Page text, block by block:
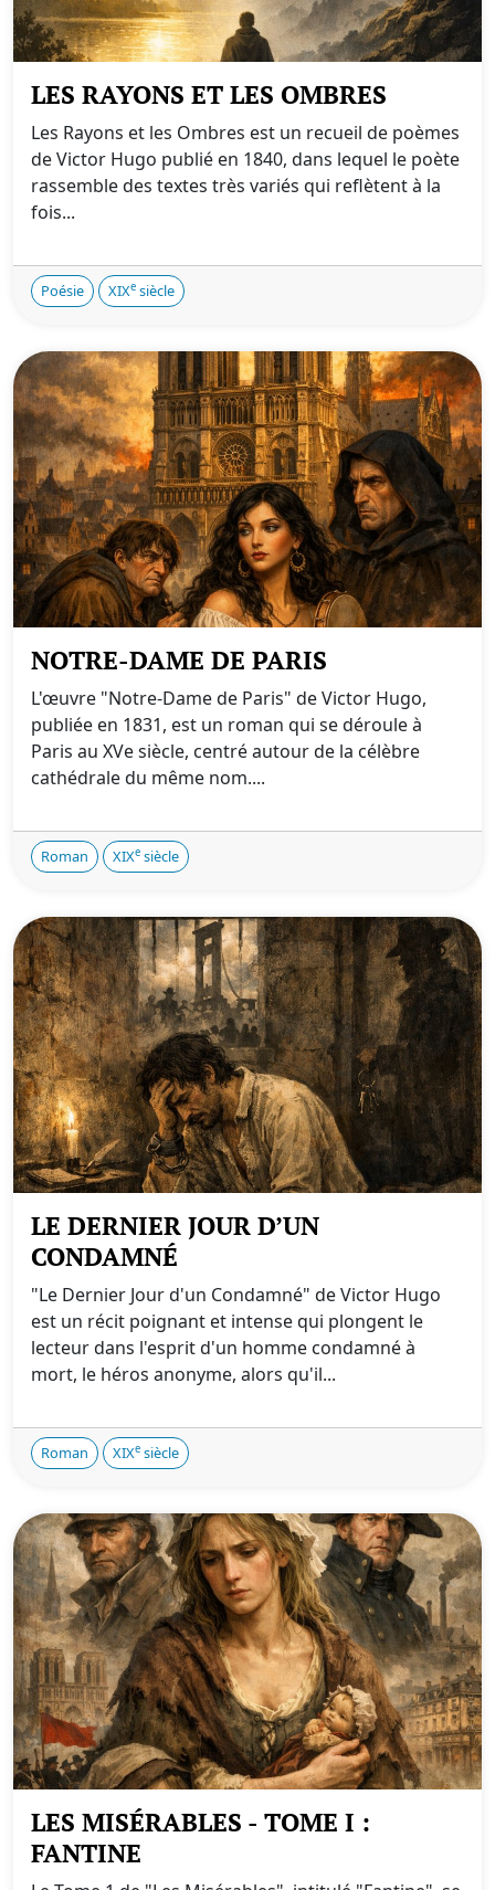
LES RAYONS ET LES OMBRES
Les Rayons et les Ombres est un recueil de poèmes
de Victor Hugo publié en 1840, dans lequel le poète
rassemble des textes très variés qui reflètent à la
fois...
Poésie XIXe siècle
NOTRE-DAME DE PARIS
L'œuvre "Notre-Dame de Paris" de Victor Hugo,
publiée en 1831, est un roman qui se déroule à
Paris au XVe siècle, centré autour de la célèbre
cathédrale du même nom....
Roman XIXe siècle
LE DERNIER JOUR D’UN
CONDAMNÉ
"Le Dernier Jour d'un Condamné" de Victor Hugo
est un récit poignant et intense qui plongent le
lecteur dans l'esprit d'un homme condamné à
mort, le héros anonyme, alors qu'il...
Roman XIXe siècle
LES MISÉRABLES - TOME I :
FANTINE